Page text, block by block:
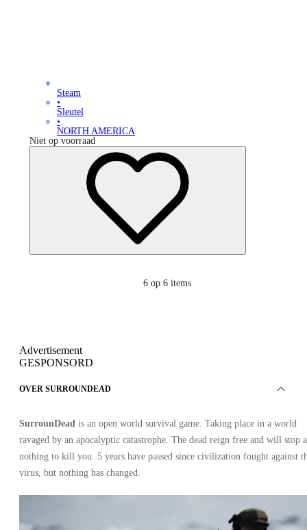
Steam
•
Sleutel
•
NORTH AMERICA
Niet op voorraad
6 op 6 items
Advertisement
GESPONSORD
OVER SURROUNDEAD
SurrounDead is an open world survival game. Taking place in a world
ravaged by an apocalyptic catastrophe. The dead reign free and will stop
nothing to kill you. 5 years have passed since civilization fought against
virus, but nothing has changed.